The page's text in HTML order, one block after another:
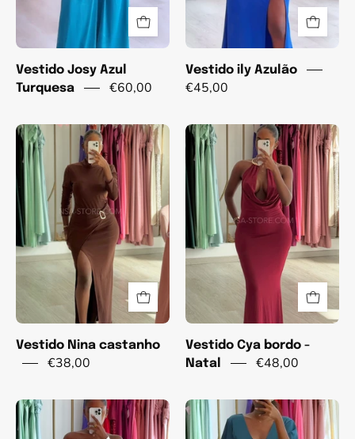
Vestido Josy Azul
Turquesa
€60,00
Vestido ily Azulão
€45,00
Vestido
Nina
castanho
Vestido Nina castanho
€38,00
Vestido
Cya
bordo
-
Natal
Vestido Cya bordo -
Natal
€48,00
Vestido
Katrine
Vestido
Sofia